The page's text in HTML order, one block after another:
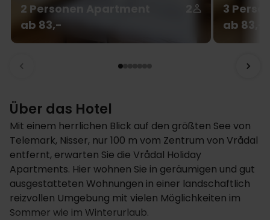
2 Personen Apartment
ab 83,-
3
ab 83,-
Über das Hotel
Mit einem herrlichen Blick auf den größten See von
Telemark, Nisser, nur 100 m vom Zentrum von Vrådal
entfernt, erwarten Sie die Vrådal Holiday
Apartments. Hier wohnen Sie in geräumigen und gut
ausgestatteten Wohnungen in einer landschaftlich
reizvollen Umgebung mit vielen Möglichkeiten im
Sommer wie im Winterurlaub.